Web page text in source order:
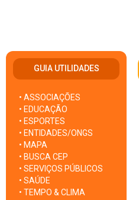
GUIA UTILIDADES
• ASSOCIAÇÕES
• EDUCAÇÃO
• ESPORTES
• ENTIDADES/ONGS
• MAPA
• BUSCA CEP
• SERVIÇOS PÚBLICOS
• SAÚDE
• TEMPO & CLIMA